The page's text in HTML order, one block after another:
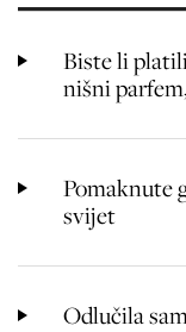
Biste li
nišni
Pomaknute
svijet
Odlučila